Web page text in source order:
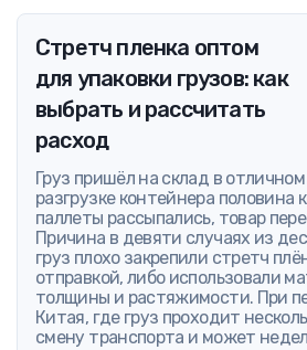
Стретч пленка оптом
для упаковки грузов: как
выбрать и рассчитать
расход
Груз пришёл на склад в
разгрузке контейнера половина
паллеты рассыпались, товар
Причина в девяти случаях из
груз плохо закрепили стретч
отправкой, либо использовали
толщины и растяжимости. При
Китая, где груз проходит
смену транспорта и может